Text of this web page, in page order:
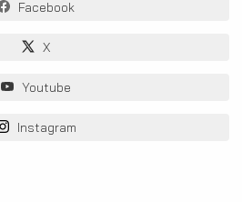
Facebook
X
Youtube
Instagram